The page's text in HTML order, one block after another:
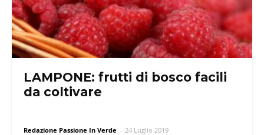
LAMPONE: frutti di bosco facili
da coltivare
Redazione Passione In Verde - 24 Luglio 2019